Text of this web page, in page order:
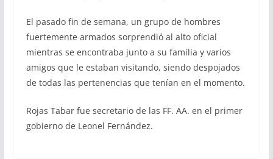
El pasado fin de semana, un grupo de hombres
fuertemente armados sorprendió al alto oficial
mientras se encontraba junto a su familia y varios
amigos que le estaban visitando, siendo despojados
de todas las pertenencias que tenían en el momento.
Rojas Tabar fue secretario de las FF. AA. en el primer
gobierno de Leonel Fernández.